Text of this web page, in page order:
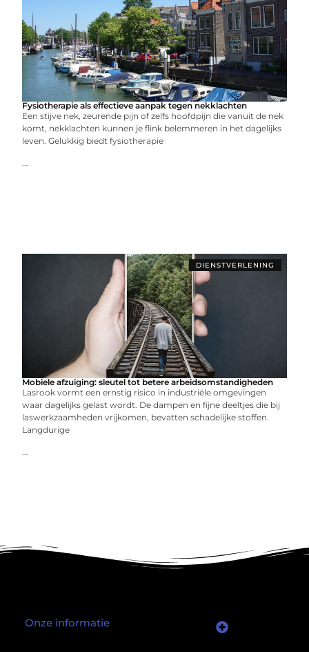
Fysiotherapie als effectieve aanpak tegen nekklachten
Een stijve nek, zeurende pijn of zelfs hoofdpijn die vanuit de nek
komt, nekklachten kunnen je flink belemmeren in het dagelijks
leven. Gelukkig biedt fysiotherapie
...
DIENSTVERLENING
Mobiele afzuiging: sleutel tot betere arbeidsomstandigheden
Lasrook vormt een ernstig risico in industriële omgevingen
waar dagelijks gelast wordt. De dampen en fijne deeltjes die bij
laswerkzaamheden vrijkomen, bevatten schadelijke stoffen.
Langdurige
...
Onze informatie